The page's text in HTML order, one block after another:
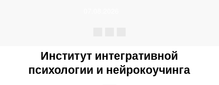
Институт интегративной
психологии и нейрокоучинга